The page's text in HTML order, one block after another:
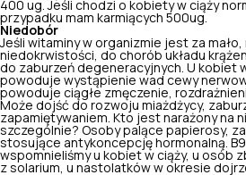
400 ug. Jeśli chodzi o kobiety w ciąży
przypadku mam karmiących 500ug.
Niedobór
Jeśli witaminy w organizmie jest za
niedokrwistości, do chorób układu
do zaburzeń degeneracyjnych. U kobiet
powoduje wystąpienie wad cewy
powoduje ciągłe zmęczenie,
Może dojść do rozwoju miażdżycy,
zapamiętywaniem. Kto jest narażony na
szczególnie? Osoby palące papierosy,
stosujące antykoncepcję hormonalną.
wspomnieliśmy u kobiet w ciąży, u osób
z solarium, u nastolatków w okresie